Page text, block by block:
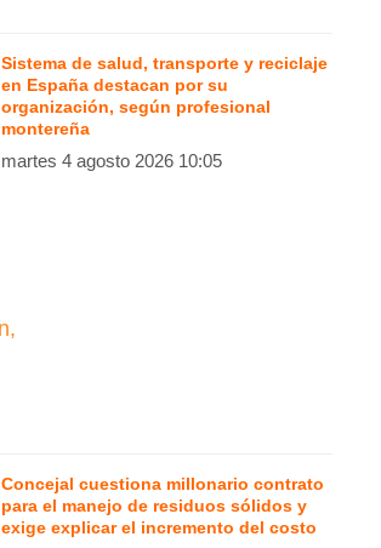
Sistema de salud, transporte y reciclaje
en España destacan por su
organización, según profesional
montereña
martes 4 agosto 2026 10:05
Concejal cuestiona millonario contrato
para el manejo de residuos sólidos y
exige explicar el incremento del costo